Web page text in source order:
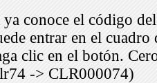
ya conoce el código
entrar en el
clic en el botón.
-> CLR000074)